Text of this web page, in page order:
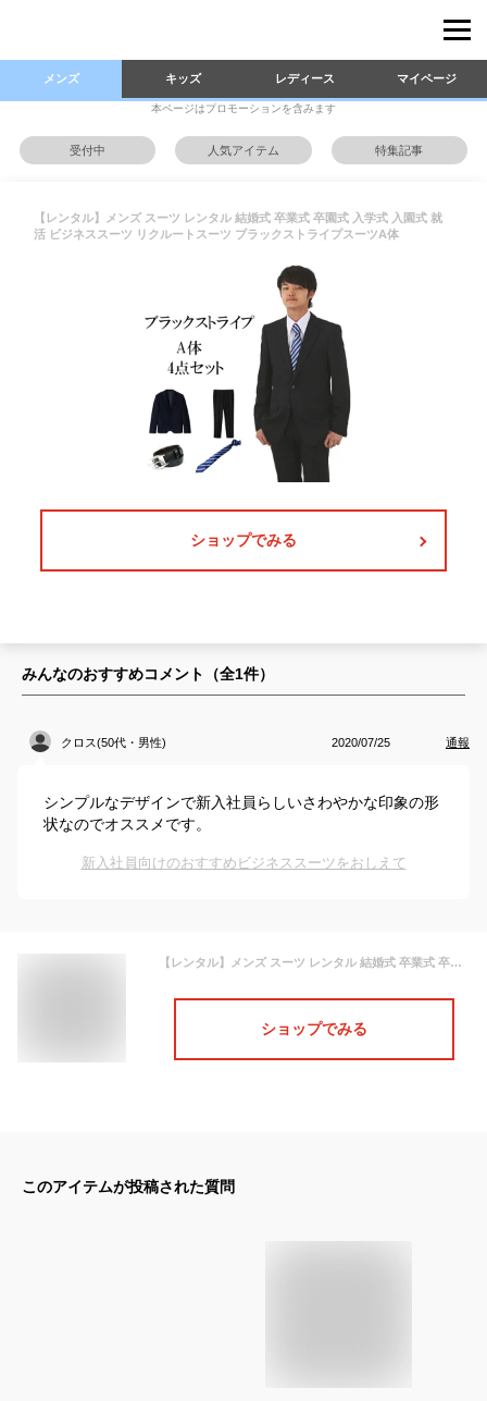
メンズ キッズ レディース マイページ
本ページはプロモーションを含みます
受付中 人気アイテム 特集記事
【レンタル】メンズ スーツ レンタル 結婚式 卒業式 卒園式 入学式 入園式 就
活 ビジネススーツ リクルートスーツ ブラックストライプスーツA体
ショップでみる
みんなのおすすめコメント（全1件）
クロス(50代・男性) 2020/07/25 通報
シンプルなデザインで新入社員らしいさわやかな印象の形
状なのでオススメです。
新入社員向けのおすすめビジネススーツをおしえて
【レンタル】メンズ スーツ レンタル 結婚式 卒業式 卒園式 入学式 入園式 就活 ビジネススーツ リクルートスーツ ブラックストライプスーツA体
ショップでみる
このアイテムが投稿された質問